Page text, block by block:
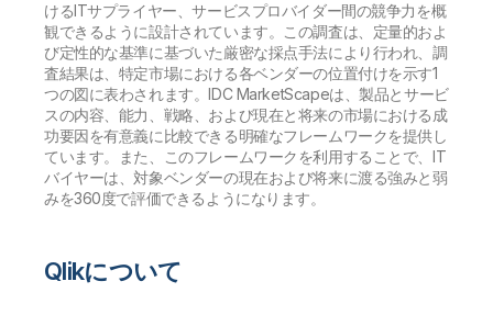
けるITサプライヤー、サービスプロバイダー間の競争力を概
観できるように設計されています。この調査は、定量的およ
び定性的な基準に基づいた厳密な採点手法により行われ、調
査結果は、特定市場における各ベンダーの位置付けを示す1
つの図に表わされます。IDC MarketScapeは、製品とサービ
スの内容、能力、戦略、および現在と将来の市場における成
功要因を有意義に比較できる明確なフレームワークを提供し
ています。また、このフレームワークを利用することで、IT
バイヤーは、対象ベンダーの現在および将来に渡る強みと弱
みを360度で評価できるようになります。
Qlikについて